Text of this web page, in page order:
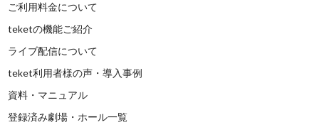
ご利用料金について
teketの機能ご紹介
ライブ配信について
teket利用者様の声・導入事例
資料・マニュアル
登録済み劇場・ホール一覧